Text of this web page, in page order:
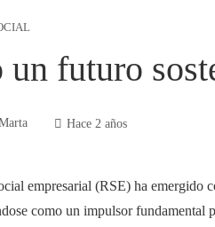
un futuro
Hace 2 años
empresarial (RSE) ha emergido
como un impulsor fundamental